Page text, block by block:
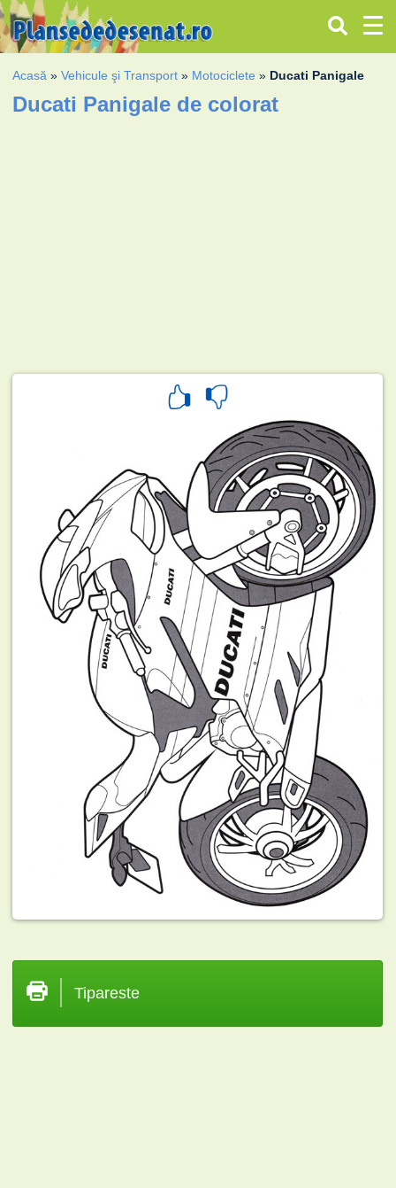
Acasă »Vehicule şi Transport » Motociclete » Ducati Panigale
Ducati Panigale de colorat
Tipareste